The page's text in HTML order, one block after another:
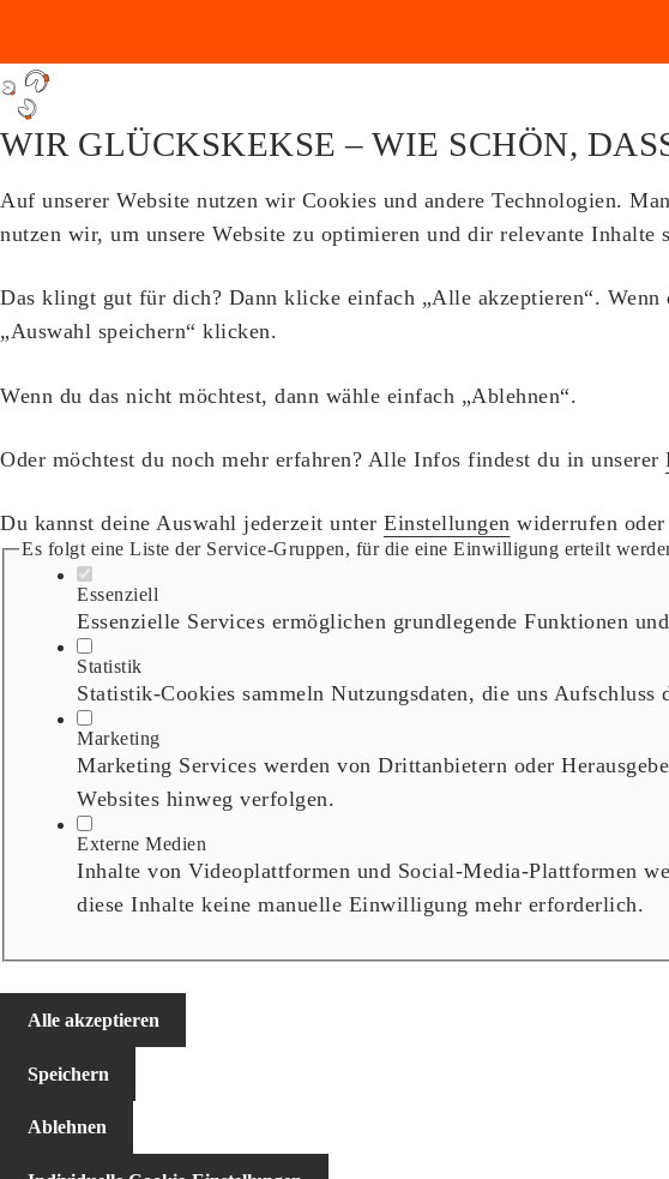
WIR GLÜCKSKEKSE – WIE SCHÖN,
Auf unserer Website nutzen wir Cookies und andere Technologien.
nutzen wir, um unsere Website zu optimieren und dir relevante Inhalte
Das klingt gut für dich? Dann klicke einfach „Alle akzeptieren“.
„Auswahl speichern“ klicken.
Wenn du das nicht möchtest, dann wähle einfach „Ablehnen“.
Oder möchtest du noch mehr erfahren? Alle Infos findest du in unserer
Du kannst deine Auswahl jederzeit unter Einstellungen widerrufen oder
Es folgt eine Liste der Service-Gruppen, für die eine Einwilligung erteilt
Essenziell
Essenzielle Services ermöglichen grundlegende Funktionen
Statistik
Statistik-Cookies sammeln Nutzungsdaten, die uns Aufschluss
Marketing
Marketing Services werden von Drittanbietern oder
Websites hinweg verfolgen.
Externe Medien
Inhalte von Videoplattformen und Social-Media-Plattformen
diese Inhalte keine manuelle Einwilligung mehr erforderlich.
Alle akzeptieren
Speichern
Ablehnen